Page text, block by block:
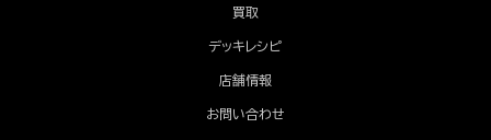
買取
デッキレシピ
店舗情報
お問い合わせ